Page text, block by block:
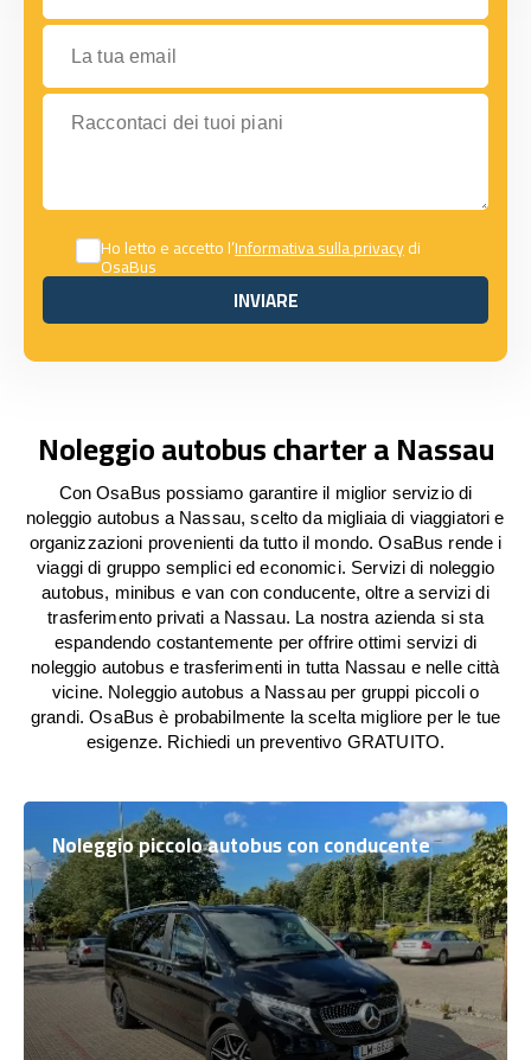
La tua email
Raccontaci dei tuoi piani
Ho letto e accetto l’Informativa sulla privacydi
OsaBus
INVIARE
INVIARE
Noleggio autobus charter a Nassau
Con OsaBus possiamo garantire il miglior servizio di
noleggio autobus a Nassau, scelto da migliaia di viaggiatori e
organizzazioni provenienti da tutto il mondo. OsaBus rende i
viaggi di gruppo semplici ed economici. Servizi di noleggio
autobus, minibus e van con conducente, oltre a servizi di
trasferimento privati a Nassau. La nostra azienda si sta
espandendo costantemente per offrire ottimi servizi di
noleggio autobus e trasferimenti in tutta Nassau e nelle città
vicine. Noleggio autobus a Nassau per gruppi piccoli o
grandi. OsaBus è probabilmente la scelta migliore per le tue
esigenze. Richiedi un preventivo GRATUITO.
Noleggio piccolo autobus con conducente